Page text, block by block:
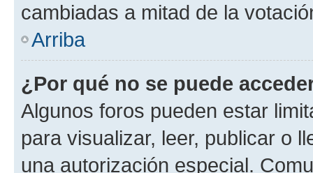
cambiadas a mitad de la
Arriba
¿Por qué no se puede
Algunos foros pueden estar
para visualizar, leer, publicar o
una autorización especial.